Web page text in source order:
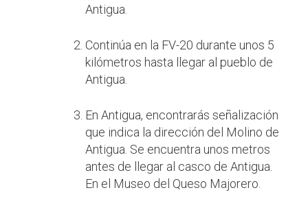
Antigua.
Continúa en la FV-20 durante unos 5
kilómetros hasta llegar al pueblo de
Antigua.
En Antigua, encontrarás señalización
que indica la dirección del Molino de
Antigua. Se encuentra unos metros
antes de llegar al casco de Antigua.
En el Museo del Queso Majorero.